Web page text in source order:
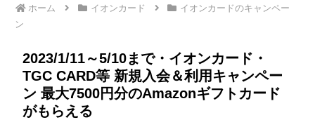
ホーム イオンカード
イオンカードのキャンペー
ン
2023/1/11～5/10まで・イオンカード・
TGC CARD等 新規入会＆利用キャンペー
ン 最大7500円分のAmazonギフトカード
がもらえる